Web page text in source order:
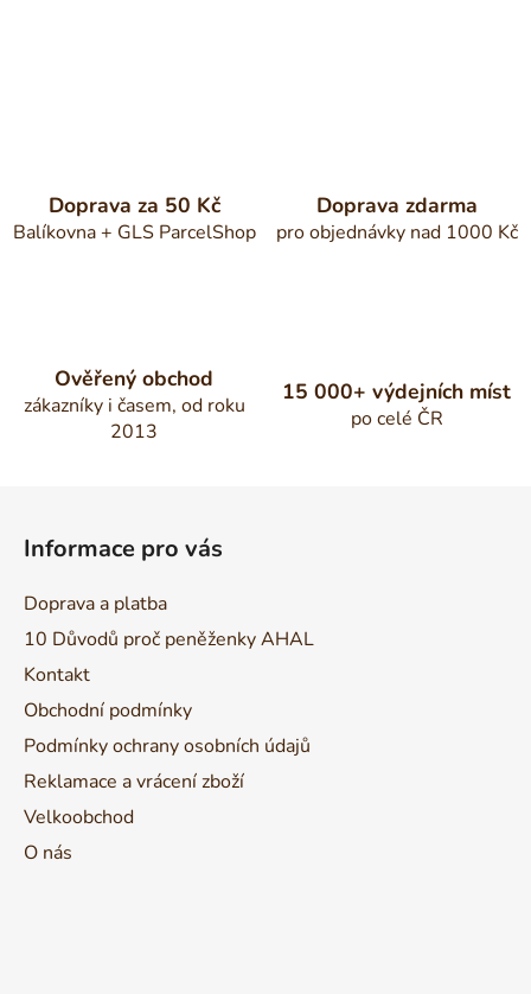
Doprava za 50 Kč
Balíkovna + GLS ParcelShop
Doprava zdarma
pro objednávky nad 1000 Kč
Ověřený obchod
zákazníky i časem, od roku
2013
15 000+ výdejních míst
po celé ČR
Informace pro vás
Doprava a platba
10 Důvodů proč peněženky AHAL
Kontakt
Obchodní podmínky
Podmínky ochrany osobních údajů
Reklamace a vrácení zboží
Velkoobchod
O nás